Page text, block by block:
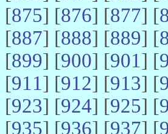
[875] [876] [877] [
[887] [888] [889] [
[899] [900] [901] [
[911] [912] [913] [
[923] [924] [925] [
[935] [936] [937] [